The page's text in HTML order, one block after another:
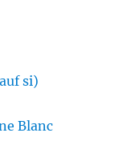
si)
Blanc